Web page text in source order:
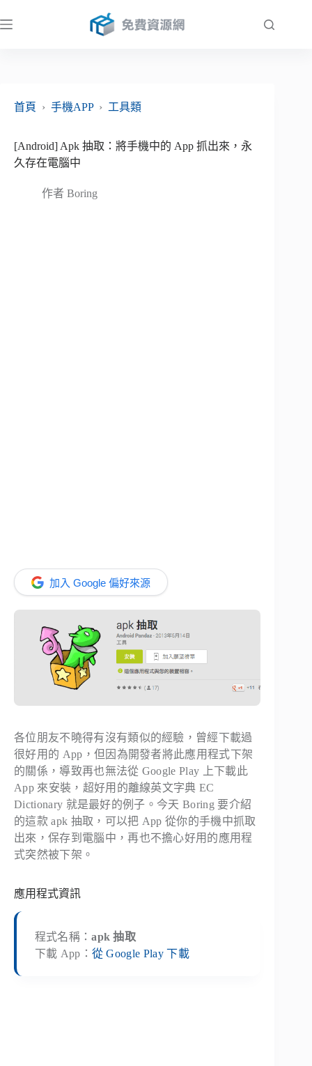
至
首頁
› 手機APP› 工具類
[Android] Apk 抽取：將手機中的 App 抓出來，永
久存在電腦中
作者 Boring
加入 Google 偏好來源
各位朋友不曉得有沒有類似的經驗，曾經下載過
很好用的 App，但因為開發者將此應用程式下架
的關係，導致再也無法從 Google Play 上下載此
App 來安裝，超好用的離線英文字典 EC
Dictionary 就是最好的例子。今天 Boring 要介紹
的這款 apk 抽取，可以把 App 從你的手機中抓取
出來，保存到電腦中，再也不擔心好用的應用程
式突然被下架。
應用程式資訊
程式名稱：apk 抽取
下載 App： 從 Google Play 下載